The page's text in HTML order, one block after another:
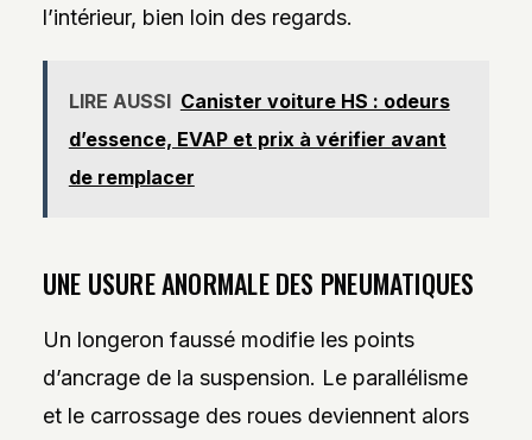
l’intérieur, bien loin des regards.
LIRE AUSSI Canister voiture HS : odeurs
d’essence, EVAP et prix à vérifier avant
de remplacer
UNE USURE ANORMALE DES PNEUMATIQUES
Un longeron faussé modifie les points
d’ancrage de la suspension. Le parallélisme
et le carrossage des roues deviennent alors